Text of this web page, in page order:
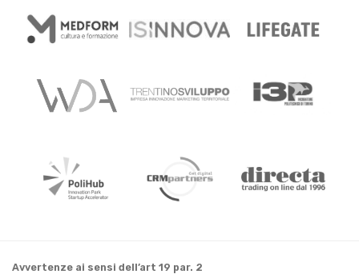
Avvertenze ai sensi dell’art 19 par. 2